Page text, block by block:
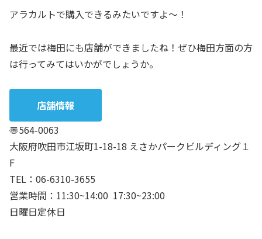
アラカルトで購入できるみたいですよ〜！
最近では梅田にも店舗ができましたね！ぜひ梅田方面の方
は行ってみてはいかがでしょうか。
店舗情報
〠564-0063
大阪府吹田市江坂町1-18-18 えさかパークビルディング１
F
TEL：06-6310-3655
営業時間：11:30~14:00 17:30~23:00
日曜日定休日